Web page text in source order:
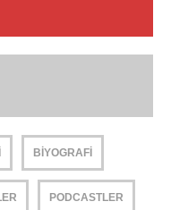
BIYOGRAFI
PODCASTLER